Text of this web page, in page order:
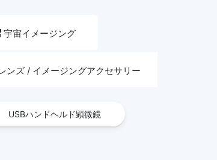
宇宙イメージング
ンズ / イメージングアクセサリー
USBハンドヘルド顕微鏡